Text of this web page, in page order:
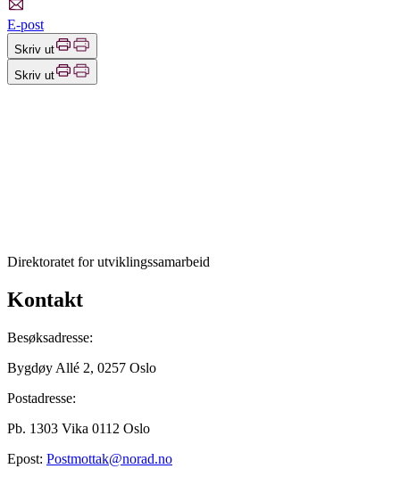
E-post
Skriv ut
Skriv ut
Direktoratet for utviklingssamarbeid
Kontakt
Besøksadresse:
Bygdøy Allé 2, 0257 Oslo
Postadresse:
Pb. 1303 Vika 0112 Oslo
Epost: Postmottak@norad.no